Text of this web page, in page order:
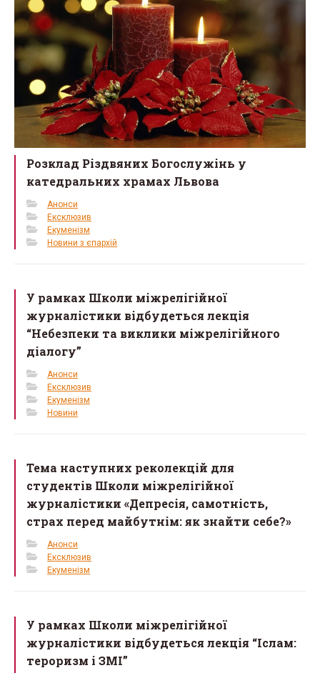
Розклад Різдвяних Богослужінь у
катедральних храмах Львова
Анонси
Ексклюзив
Екуменізм
Новини з єпархій
У рамках Школи міжрелігійної
журналістики відбудеться лекція
“Небезпеки та виклики міжрелігійного
діалогу”
Анонси
Ексклюзив
Екуменізм
Новини
Тема наступних реколекцій для
студентів Школи міжрелігійної
журналістики «Депресія, самотність,
страх перед майбутнім: як знайти себе?»
Анонси
Ексклюзив
Екуменізм
У рамках Школи міжрелігійної
журналістики відбудеться лекція “Іслам:
тероризм і ЗМІ”